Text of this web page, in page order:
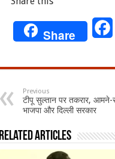
Share
Previous
टीपू सुल्तान पर तकरार, आमने-
भाजपा और दिल्ली सरकार
Related Articles